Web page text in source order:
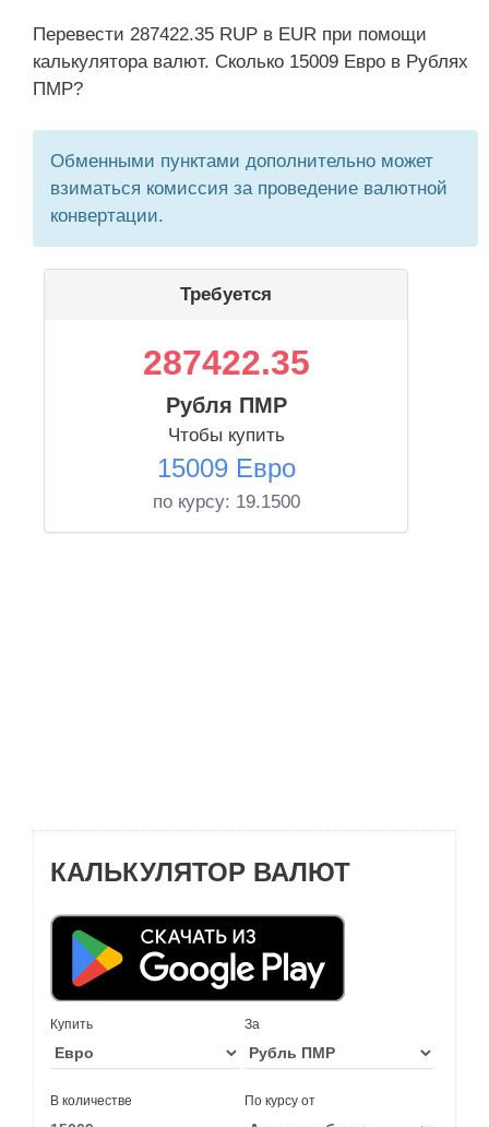
Перевести 287422.35 RUP в EUR при помощи
калькулятора валют. Сколько 15009 Евро в Рублях
ПМР?
Обменными пунктами дополнительно может
взиматься комиссия за проведение валютной
конвертации.
Требуется
287422.35
Рубля ПМР
Чтобы купить
15009 Евро
по курсу: 19.1500
КАЛЬКУЛЯТОР ВАЛЮТ
Купить За
В количестве По курсу от